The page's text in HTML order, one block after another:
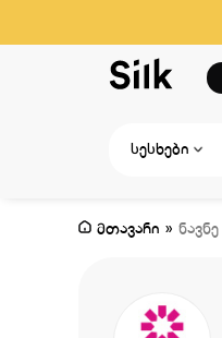
სესხები
მთავარი » ნავნე